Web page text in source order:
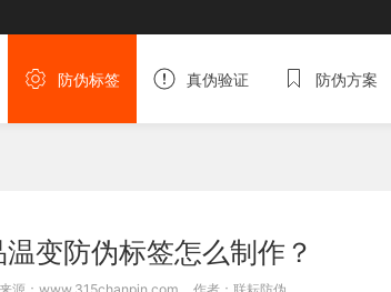
防伪标签 真伪验证 防伪方案
变防伪标签怎么制作？